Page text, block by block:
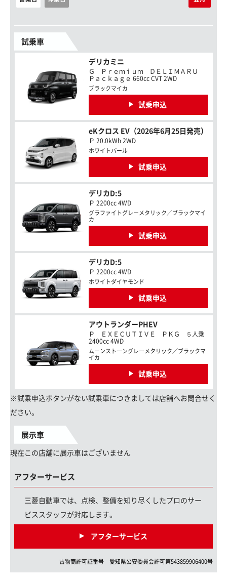
試乗車
デリカミニ
Ｇ Ｐｒｅｍｉｕｍ ＤＥＬＩＭＡＲＵ
Ｐａｃｋａｇｅ 660cc CVT 2WD
ブラックマイカ
試乗申込
eKクロス EV（2026年6月25日発売）
Ｐ 20.0kWh 2WD
ホワイトパール
試乗申込
デリカD:5
Ｐ 2200cc 4WD
グラファイトグレーメタリック／ブラックマイ
カ
試乗申込
デリカD:5
Ｐ 2200cc 4WD
ホワイトダイヤモンド
試乗申込
アウトランダーPHEV
Ｐ ＥＸＥＣＵＴＩＶＥ ＰＫＧ ５人乗
2400cc 4WD
ムーンストーングレーメタリック／ブラックマ
イカ
試乗申込
※試乗申込ボタンがない試乗車につきましては店舗へお問合せく
ださい。
展示車
現在この店舗に展示車はございません
アフターサービス
三菱自動車では、点検、整備を知り尽くしたプロのサー
ビススタッフが対応します。
アフターサービス
古物商許可証番号 愛知県公安委員会許可第543859906400号